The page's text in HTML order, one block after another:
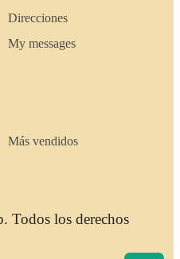
Direcciones
My messages
Más vendidos
Todos los derechos